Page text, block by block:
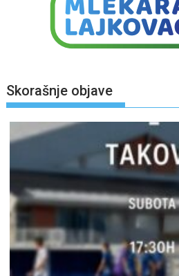
Skorašnje objave